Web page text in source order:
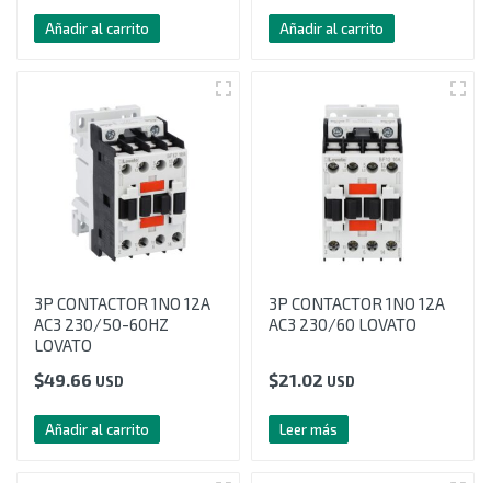
Añadir al carrito Añadir al carrito
3P CONTACTOR 1NO 12A
AC3 230/50-60HZ
LOVATO
$49.66 USD
Añadir al carrito
3P CONTACTOR 1NO 12A
AC3 230/60 LOVATO
$21.02 USD
Leer más